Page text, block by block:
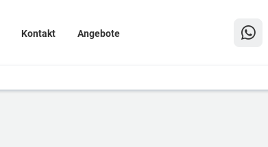
Kontakt Angebote